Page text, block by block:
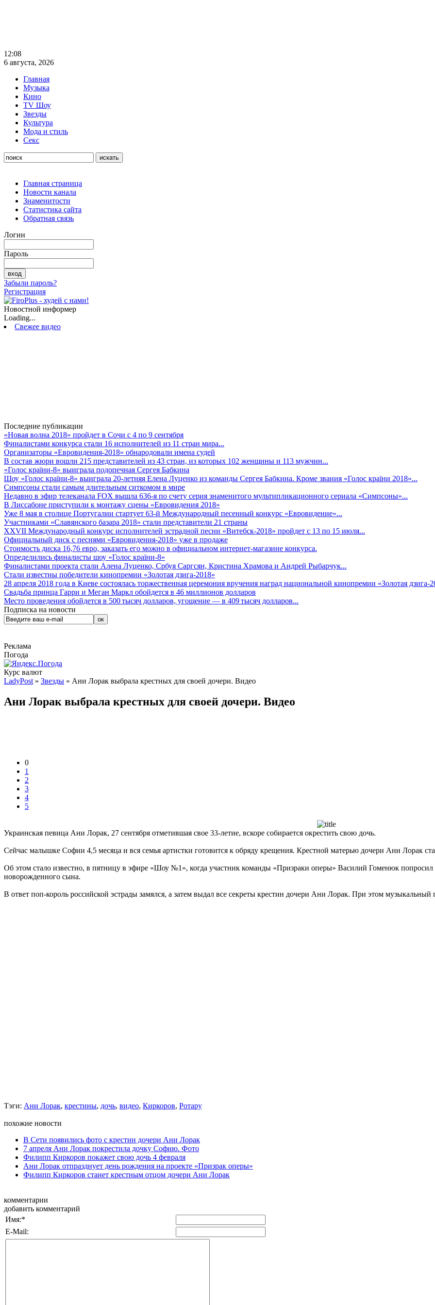
12:08
6 августа, 2026
Главная
Музыка
Кино
TV Шоу
Звезды
Культура
Мода и стиль
Секс
Главная страница
Новости канала
Знаменитости
Статистика сайта
Обратная связь
Логин
Пароль
Забыли пароль?
Регистрация
Новостной информер
Loading...
Свежее видео
Последние публикации
«Новая волна 2018» пройдет в Сочи с 4 по 9 сентября
Финалистами конкурса стали 16 исполнителей из 11 стран мира...
Организаторы «Евровидения-2018» обнародовали имена судей
В состав жюри вошли 215 представителей из 43 стран, из которых 102 женщины и 113 мужчин...
«Голос країни-8» выиграла подопечная Сергея Бабкина
Шоу «Голос країни-8» выиграла 20-летняя Елена Луценко из команды Сергея Бабкина. Кроме звания «Голос країни 2018»...
Симпсоны стали самым длительным ситкомом в мире
Недавно в эфир телеканала FOX вышла 636-я по счету серия знаменитого мультипликационного сериала «Симпсоны»...
В Лиссабоне приступили к монтажу сцены «Евровидения 2018»
Уже 8 мая в столице Португалии стартует 63-й Международный песенный конкурс «Евровидение»...
Участниками «Славянского базара 2018» стали представители 21 страны
XXVII Международный конкурс исполнителей эстрадной песни «Витебск-2018» пройдет с 13 по 15 июля...
Официальный диск с песнями «Евровидения-2018» уже в продаже
Стоимость диска 16,76 евро, заказать его можно в официальном интернет-магазине конкурса.
Определились финалисты шоу «Голос країни-8»
Финалистами проекта стали Алена Луценко, Србуя Саргсян, Кристина Храмова и Андрей Рыбарчук...
Стали известны победители кинопремии «Золотая дзига-2018»
28 апреля 2018 года в Киеве состоялась торжественная церемония вручения наград национальной кинопремии «Золотая дзига-
Свадьба принца Гарри и Меган Маркл обойдется в 46 миллионов долларов
Место проведения обойдется в 500 тысяч долларов, угощение — в 409 тысяч долларов...
Подписка на новости
Реклама
Погода
Курс валют
LadyPost » Звезды » Ани Лорак выбрала крестных для своей дочери. Видео
Ани Лорак выбрала крестных для своей дочери. Видео
0
1
2
3
4
5
Украинская певица Ани Лорак, 27 сентября отметившая свое 33-летие, вскоре собирается окрестить свою дочь.
Сейчас малышке Софии 4,5 месяца и вся семья артистки готовится к обряду крещения. Крестной матерью дочери Ани Лорак
Об этом стало известно, в пятницу в эфире «Шоу №1», когда участник команды «Призраки оперы» Василий Гоменюк попросил
новорожденного сына.
В ответ поп-король российской эстрады замялся, а затем выдал все секреты крестин дочери Ани Лорак. При этом
Тэги: Ани Лорак, крестины, дочь, видео, Киркоров, Ротару
похожие новости
В Сети появились фото с крестин дочери Ани Лорак
7 апреля Ани Лорак покрестила дочку Софию. Фото
Филипп Киркоров покажет свою дочь 4 февраля
Ани Лорак отпразднует день рождения на проекте «Призрак оперы»
Филипп Киркоров станет крестным отцом дочери Ани Лорак
комментарии
добавить комментарий
Имя:*
E-Mail: